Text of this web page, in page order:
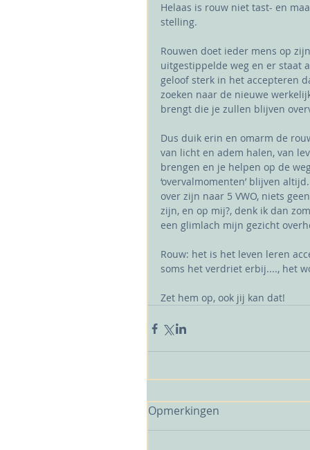
Helaas is rouw niet tast- en
stelling.
Rouwen doet ieder mens op
uitgestippelde weg en er staat
geloof sterk in het accepteren
zoeken naar de nieuwe
brengt die je zullen blijven
Dus duik erin en omarm de
van licht en adem halen, van
brengen en je helpen op de
‘overvalmomenten’ blijven
over zijn naar 5 VWO, niets
zijn, en op mij?, denk ik dan
een glimlach mijn gezicht
Rouw: het is het leven leren
soms het verdriet erbij...., het
Zet hem op, ook jij kan dat!
Opmerkingen